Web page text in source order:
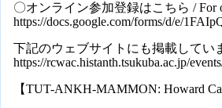
〇オンライン参加登録はこちら / For
https://docs.google.com/forms/d/e/
下記のウェブサイトにも掲載してい
https://rcwac.histanth.tsukuba.ac.jp/
【TUT-ANKH-MAMMON: Howard